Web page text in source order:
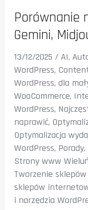
Porównanie
Gemini,
13/12/2025 /AI,
WordPress,
WordPress,dla
WooCommerce,
WordPress,
naprawić,
Optymalizacja
WordPress, Porady,
Strony www
Tworzenie
sklepów
i narzędzia